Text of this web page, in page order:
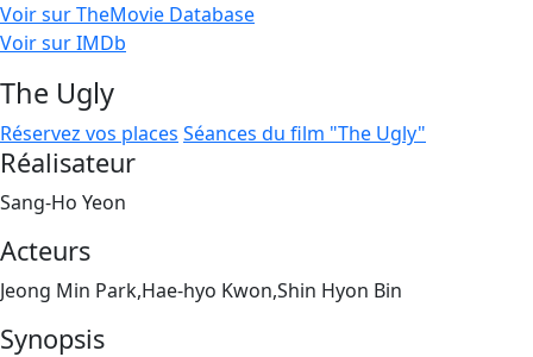
Voir sur TheMovie Database
Voir sur IMDb
The Ugly
Réservez vos places Séances du film "The Ugly"
Réalisateur
Sang-Ho Yeon
Acteurs
Jeong Min Park,Hae-hyo Kwon,Shin Hyon Bin
Synopsis